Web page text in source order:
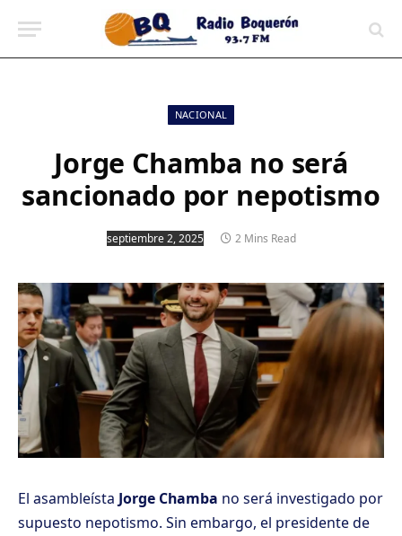
NACIONAL
Jorge Chamba no será
sancionado por nepotismo
septiembre 2, 2025 2 Mins Read
El asambleísta Jorge Chamba no será investigado por
supuesto nepotismo. Sin embargo, el presidente de